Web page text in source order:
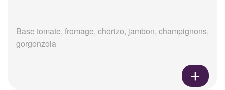
Base tomate, fromage, chorizo, jambon, champignons,
gorgonzola